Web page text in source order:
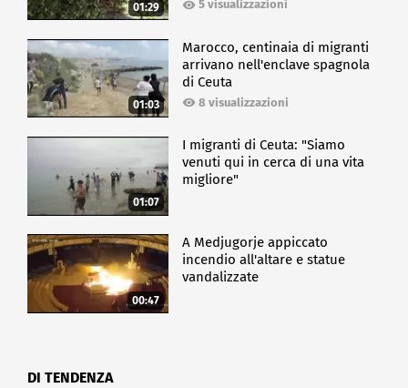
01:29 5 visualizzazioni
01:03
Marocco, centinaia di migranti
arrivano nell'enclave spagnola
di Ceuta
8 visualizzazioni
01:07
I migranti di Ceuta: "Siamo
venuti qui in cerca di una vita
migliore"
00:47
A Medjugorje appiccato
incendio all'altare e statue
vandalizzate
DI TENDENZA